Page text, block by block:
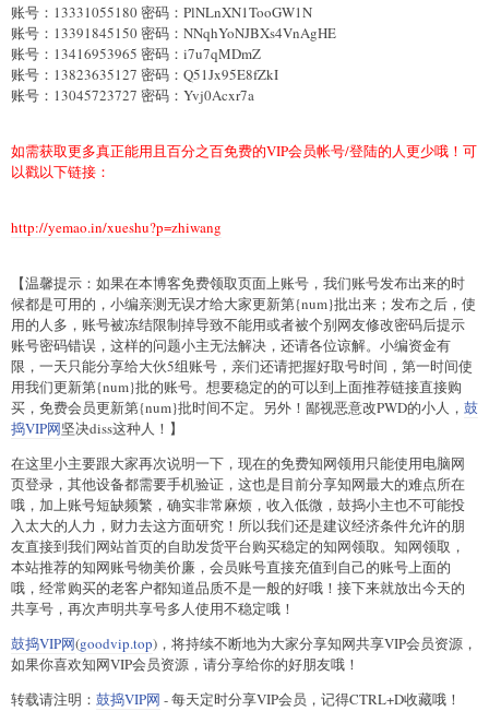
账号：13331055180 密码：PlNLnXN1TooGW1N
账号：13391845150 密码：NNqhYoNJBXs4VnAgHE
账号：13416953965 密码：i7u7qMDmZ
账号：13823635127 密码：Q51Jx95E8fZkI
账号：13045723727 密码：Yvj0Acxr7a
如需获取更多真正能用且百分之百免费的VIP会员帐号/登陆的人更少哦！可
以戳以下链接：
http://yemao.in/xueshu?p=zhiwang
【温馨提示：如果在本博客免费领取页面上账号，我们账号发布出来的时
候都是可用的，小编亲测无误才给大家更新第{num}批出来；发布之后，使
用的人多，账号被冻结限制掉导致不能用或者被个别网友修改密码后提示
账号密码错误，这样的问题小主无法解决，还请各位谅解。小编资金有
限，一天只能分享给大伙5组账号，亲们还请把握好取号时间，第一时间使
用我们更新第{num}批的账号。想要稳定的的可以到上面推荐链接直接购
买，免费会员更新第{num}批时间不定。另外！鄙视恶意改PWD的小人， 鼓
捣VIP网坚决diss这种人！】
在这里小主要跟大家再次说明一下，现在的免费知网领用只能使用电脑网
页登录，其他设备都需要手机验证，这也是目前分享知网最大的难点所在
哦，加上账号短缺频繁，确实非常麻烦，收入低微，鼓捣小主也不可能投
入太大的人力，财力去这方面研究！所以我们还是建议经济条件允许的朋
友直接到我们网站首页的自助发货平台购买稳定的知网领取。知网领取，
本站推荐的知网账号物美价廉，会员账号直接充值到自己的账号上面的
哦，经常购买的老客户都知道品质不是一般的好哦！接下来就放出今天的
共享号，再次声明共享号多人使用不稳定哦！
鼓捣VIP网(goodvip.top)，将持续不断地为大家分享知网共享VIP会员资源，
如果你喜欢知网VIP会员资源，请分享给你的好朋友哦！
转载请注明： 鼓捣VIP网 - 每天定时分享VIP会员，记得CTRL+D收藏哦！